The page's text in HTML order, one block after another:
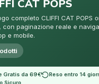
CAT POPS
completo CLIFFI CAT POPS
con paginazione reale e
e mobile.
Gratis da 69€ Reso entro 14
Sicuro